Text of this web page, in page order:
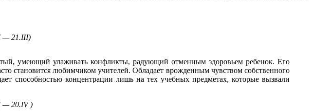
— 21.III)
умеющий улаживать конфликты, радующий отменным здоровьем ребенок. Его
становится любимчиком учителей. Обладает врожденным чувством собственного
способностью концентрации лишь на тех учебных предметах, которые вызвали
— 20.IV )